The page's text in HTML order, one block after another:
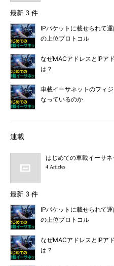
最新 3 件
IPパケットに載せられて
の上位プロトコル
なぜMACアドレスとIPア
は？
車載イーサネットのフィ
なっているのか
連載
はじめての車載イーサネ
4 Articles
最新 3 件
IPパケットに載せられて
の上位プロトコル
なぜMACアドレスとIPア
は？